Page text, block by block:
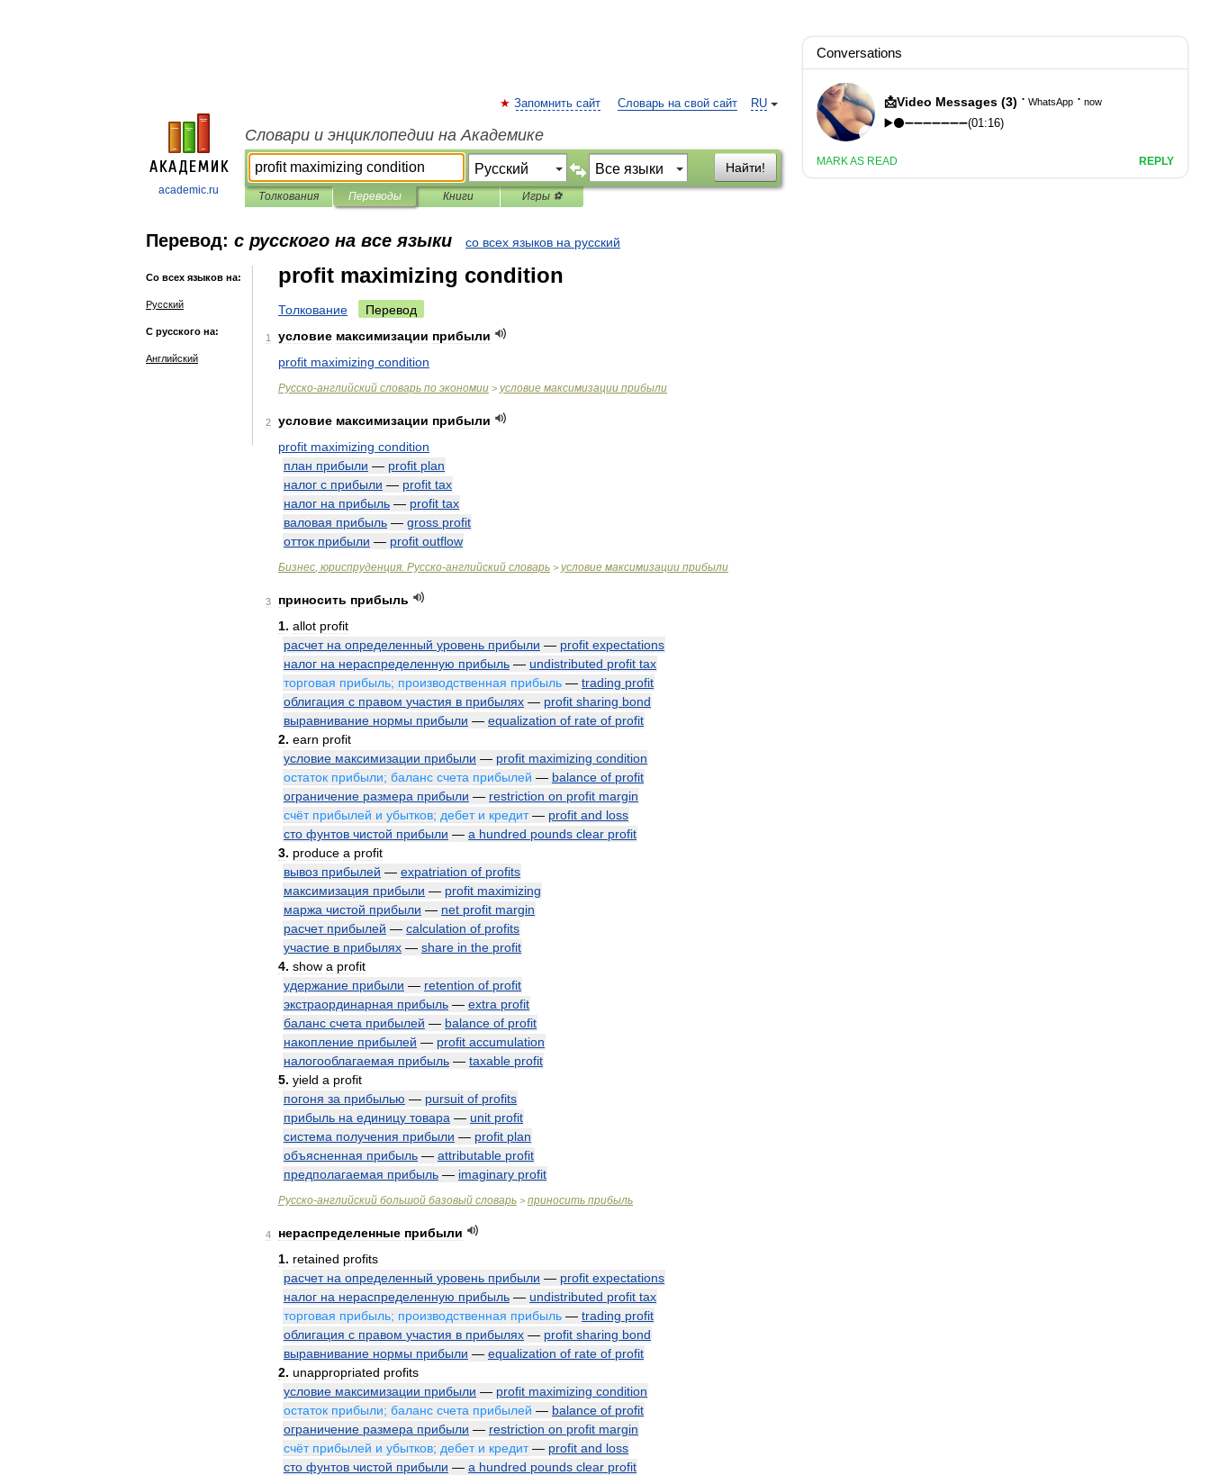
academic.ru
RU
Запомнить сайт Словарь на свой сайт
Словари и энциклопедии на Академике
Найти!
Толкования Переводы Книги Игры ⚽
Перевод: с русского на все языки со всех языков на русский
Со всех языков на:
Русский
С русского на:
Английский
profit maximizing condition
Толкование Перевод
1 условие максимизации прибыли
profit maximizing condition
Русско-английский словарь по экономии > условие максимизации прибыли
2 условие максимизации прибыли
profit maximizing condition
план прибыли — profit plan
налог с прибыли — profit tax
налог на прибыль — profit tax
валовая прибыль — gross profit
отток прибыли — profit outflow
Бизнес, юриспруденция. Русско-английский словарь > условие максимизации прибыли
3 приносить прибыль
1. allot profit
расчет на определенный уровень прибыли — profit expectations
налог на нераспределенную прибыль — undistributed profit tax
торговая прибыль; производственная прибыль — trading profit
облигация с правом участия в прибылях — profit sharing bond
выравнивание нормы прибыли — equalization of rate of profit
2. earn profit
условие максимизации прибыли — profit maximizing condition
остаток прибыли; баланс счета прибылей — balance of profit
ограничение размера прибыли — restriction on profit margin
счёт прибылей и убытков; дебет и кредит— profit and loss
сто фунтов чистой прибыли — a hundred pounds clear profit
3. produce a profit
вывоз прибылей — expatriation of profits
максимизация прибыли — profit maximizing
маржа чистой прибыли — net profit margin
расчет прибылей — calculation of profits
участие в прибылях — share in the profit
4. show a profit
удержание прибыли — retention of profit
экстраординарная прибыль — extra profit
баланс счета прибылей — balance of profit
накопление прибылей — profit accumulation
налогооблагаемая прибыль — taxable profit
5. yield a profit
погоня за прибылью — pursuit of profits
прибыль на единицу товара — unit profit
система получения прибыли — profit plan
объясненная прибыль — attributable profit
предполагаемая прибыль — imaginary profit
Русско-английский большой базовый словарь > приносить прибыль
4 нераспределенные прибыли
1. retained profits
расчет на определенный уровень прибыли — profit expectations
налог на нераспределенную прибыль — undistributed profit tax
торговая прибыль; производственная прибыль — trading profit
облигация с правом участия в прибылях — profit sharing bond
выравнивание нормы прибыли — equalization of rate of profit
2. unappropriated profits
условие максимизации прибыли — profit maximizing condition
остаток прибыли; баланс счета прибылей — balance of profit
ограничение размера прибыли — restriction on profit margin
счёт прибылей и убытков; дебет и кредит— profit and loss
сто фунтов чистой прибыли — a hundred pounds clear profit